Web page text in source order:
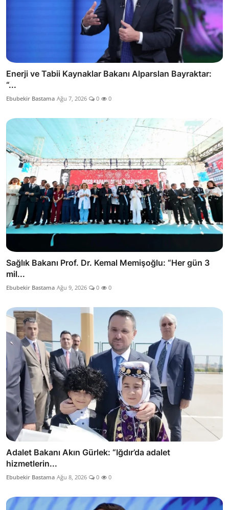
Enerji ve Tabii Kaynaklar Bakanı Alparslan Bayraktar:
“...
Ebubekir Bastama Ağu 7, 2026 0 0
Sağlık Bakanı Prof. Dr. Kemal Memişoğlu: “Her gün 3
mil...
Ebubekir Bastama Ağu 9, 2026 0 0
Adalet Bakanı Akın Gürlek: “Iğdır’da adalet
hizmetlerin...
Ebubekir Bastama Ağu 8, 2026 0 0